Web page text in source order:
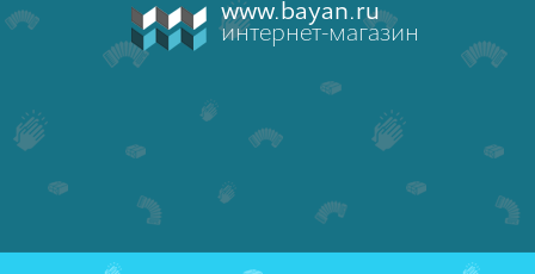
www.bayan.ru
интернет-магазин